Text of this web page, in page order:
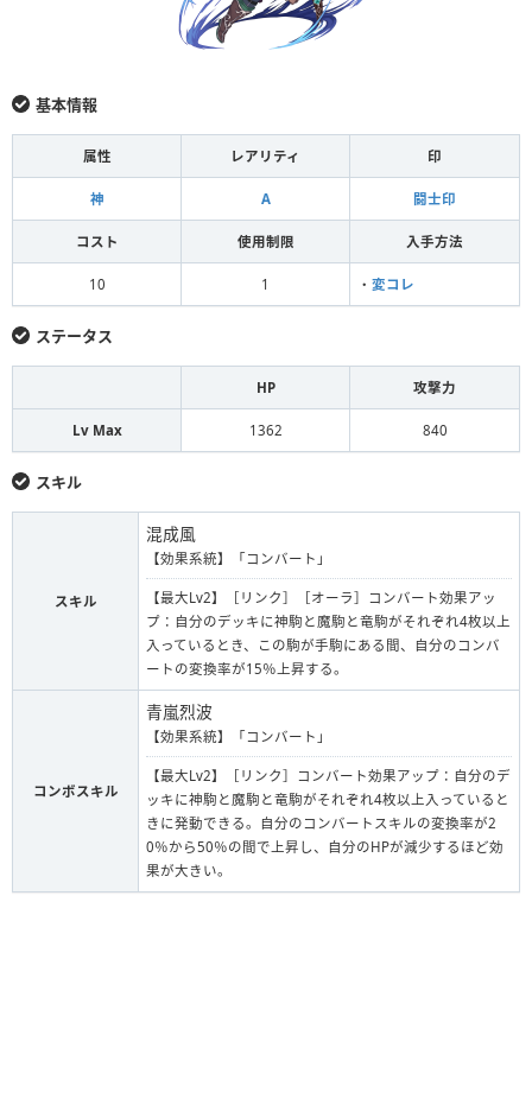
基本情報
属性 レアリティ 印
神 A 闘士印
コスト 使用制限 入手方法
10 1 ・ 変コレ
ステータス
HP 攻撃力
Lv Max 1362 840
スキル
スキル
混成風
【効果系統】「コンバート」
【最大Lv2】［リンク］［オーラ］コンバート効果アッ
プ：自分のデッキに神駒と魔駒と竜駒がそれぞれ4枚以上
入っているとき、この駒が手駒にある間、自分のコンバ
ートの変換率が15％上昇する。
コンボスキル
青嵐烈波
【効果系統】「コンバート」
【最大Lv2】［リンク］コンバート効果アップ：自分のデ
ッキに神駒と魔駒と竜駒がそれぞれ4枚以上入っていると
きに発動できる。自分のコンバートスキルの変換率が2
0％から50％の間で上昇し、自分のHPが減少するほど効
果が大きい。